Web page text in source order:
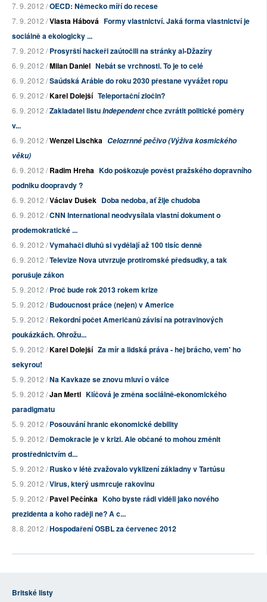
7. 9. 2012 /OECD: Německo míří do recese
7. 9. 2012 /Vlasta Hábová Formy vlastnictví. Jaká forma vlastnictví je
sociálně a ekologicky ...
7. 9. 2012 /Prosyrští hackeři zaútočili na stránky al-Džazíry
6. 9. 2012 /Milan Daniel Nebát se vrchnosti. To je to celé
6. 9. 2012 /Saúdská Arábie do roku 2030 přestane vyvážet ropu
6. 9. 2012 /Karel Dolejší Teleportační zločin?
6. 9. 2012 /Zakladatel listuIndependentchce zvrátit politické poměry
v...
6. 9. 2012 /Wenzel Lischka Celozrnné pečivo (Výživa kosmického
věku)
6. 9. 2012 /Radim Hreha Kdo poškozuje pověst pražského dopravního
podniku doopravdy ?
6. 9. 2012 /Václav Dušek Doba nedoba, ať žije chudoba
6. 9. 2012 /CNN International neodvysílala vlastní dokument o
prodemokratické ...
6. 9. 2012 /Vymahači dluhů si vydělají až 100 tisíc denně
6. 9. 2012 /Televize Nova utvrzuje protiromské předsudky, a tak
porušuje zákon
5. 9. 2012 /Proč bude rok 2013 rokem krize
5. 9. 2012 /Budoucnost práce (nejen) v Americe
5. 9. 2012 /Rekordní počet Američanů závisí na potravinových
poukázkách. Ohrožu...
5. 9. 2012 /Karel Dolejší Za mír a lidská práva - hej brácho, vem' ho
sekyrou!
5. 9. 2012 /Na Kavkaze se znovu mluví o válce
5. 9. 2012 /Jan Mertl Klíčová je změna sociálně-ekonomického
paradigmatu
5. 9. 2012 /Posouvání hranic ekonomické debility
5. 9. 2012 /Demokracie je v krizi. Ale občané to mohou změnit
prostřednictvím d...
5. 9. 2012 /Rusko v létě zvažovalo vyklizení základny v Tartúsu
5. 9. 2012 /Virus, který usmrcuje rakovinu
5. 9. 2012 /Pavel Pečínka Koho byste rádi viděli jako nového
prezidenta a koho raději ne? A c...
8. 8. 2012 /Hospodaření OSBL za červenec 2012
Britské listy